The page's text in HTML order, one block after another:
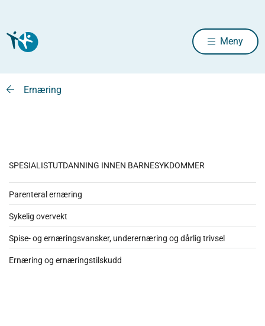
Meny
Ernæring
SPESIALISTUTDANNING INNEN BARNESYKDOMMER
Parenteral ernæring
Sykelig overvekt
Spise- og ernæringsvansker, underernæring og dårlig trivsel
Ernæring og ernæringstilskudd